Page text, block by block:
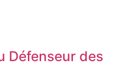
Défenseur des